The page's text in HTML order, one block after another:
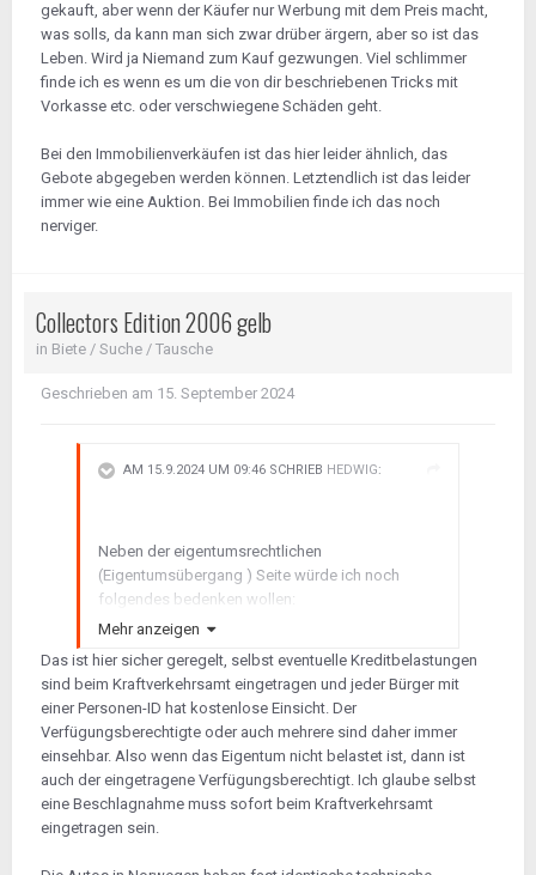
gekauft, aber wenn der Käufer nur Werbung mit dem Preis macht,
was solls, da kann man sich zwar drüber ärgern, aber so ist das
Leben. Wird ja Niemand zum Kauf gezwungen. Viel schlimmer
finde ich es wenn es um die von dir beschriebenen Tricks mit
Vorkasse etc. oder verschwiegene Schäden geht.
Bei den Immobilienverkäufen ist das hier leider ähnlich, das
Gebote abgegeben werden können. Letztendlich ist das leider
immer wie eine Auktion. Bei Immobilien finde ich das noch
nerviger.
Collectors Edition 2006 gelb
in Biete / Suche / Tausche
Geschrieben am 15. September 2024
AM 15.9.2024 UM 09:46 SCHRIEB HEDWIG:
Neben der eigentumsrechtlichen
(Eigentumsübergang ) Seite würde ich noch
folgendes bedenken wollen:
staatlichen Stellen registrierte) nicht zwingend
auch der Verfügungsberechtigte bzw.
Eigentümer. Wie das wohl in Norwegen rechtlich
geregelt ist ??? Keine Ahnung !
Mehr anzeigen
Das ist hier sicher geregelt, selbst eventuelle Kreditbelastungen
sind beim Kraftverkehrsamt eingetragen und jeder Bürger mit
einer Personen-ID hat kostenlose Einsicht. Der
Verfügungsberechtigte oder auch mehrere sind daher immer
einsehbar. Also wenn das Eigentum nicht belastet ist, dann ist
auch der eingetragene Verfügungsberechtigt. Ich glaube selbst
eine Beschlagnahme muss sofort beim Kraftverkehrsamt
eingetragen sein.